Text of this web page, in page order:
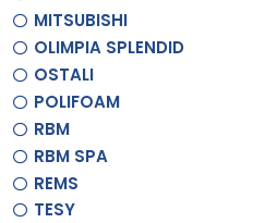
MITSUBISHI
OLIMPIA SPLENDID
OSTALI
POLIFOAM
RBM
RBM SPA
REMS
TESY